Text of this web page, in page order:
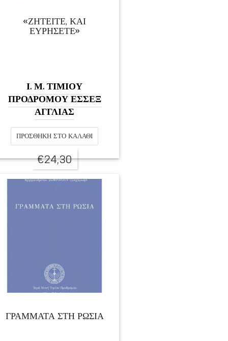
«ΖΗΤΕΙΤΕ, ΚΑΙ
ΕΥΡΗΣΕΤΕ»
Ι. Μ. ΤΙΜΙΟΥ
ΠΡΟΔΡΟΜΟΥ ΕΣΣΕΞ
ΑΓΓΛΙΑΣ
ΠΡΟΣΘΉΚΗ ΣΤΟ ΚΑΛΆΘΙ
€24,30
ΓΡΑΜΜΑΤΑ ΣΤΗ ΡΩΣΙΑ